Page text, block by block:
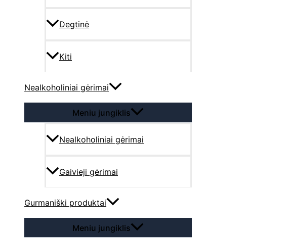
Degtinė
Kiti
Nealkoholiniai gėrimai
Meniu jungiklis
Nealkoholiniai gėrimai
Gaivieji gėrimai
Gurmaniški produktai
Meniu jungiklis